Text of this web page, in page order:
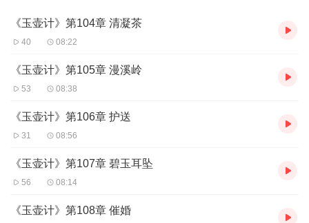
《玉壶计》第104章 清凝茶
40 08:22
《玉壶计》第105章 漫溪岭
53 08:38
《玉壶计》第106章 护送
31 08:56
《玉壶计》第107章 碧玉耳坠
56 08:14
《玉壶计》第108章 催婚